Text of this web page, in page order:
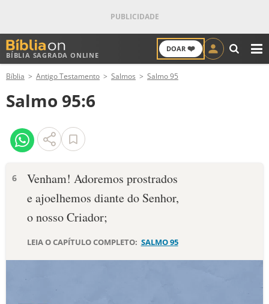
BÍBLIA SAGRADA ONLINE
DOAR ❤️
ANTIGO TESTAMENTO
NOVO TESTAMENTO
VERSÍCULOS
PALAVRA DO DIA
DEVOCIONAL DIÁRIO
Bíblia Antigo Testamento Salmos Salmo 95
Salmo 95:6
6
Venham! Adoremos prostrados
e ajoelhemos diante do Senhor,
o nosso Criador;
LEIA O CAPÍTULO COMPLETO: SALMO 95